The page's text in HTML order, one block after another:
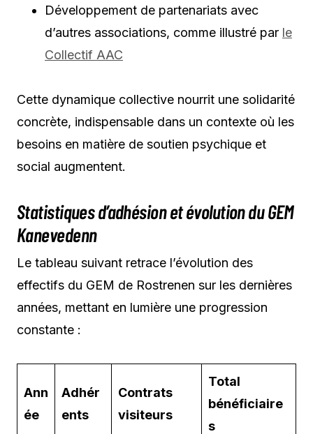
Développement de partenariats avec
d’autres associations, comme illustré par le
Collectif AAC
Cette dynamique collective nourrit une solidarité
concrète, indispensable dans un contexte où les
besoins en matière de soutien psychique et
social augmentent.
Statistiques d’adhésion et évolution du GEM
Kanevedenn
Le tableau suivant retrace l’évolution des
effectifs du GEM de Rostrenen sur les dernières
années, mettant en lumière une progression
constante :
Ann
ée
Adhér
ents
Contrats
visiteurs
Total
bénéficiaire
s